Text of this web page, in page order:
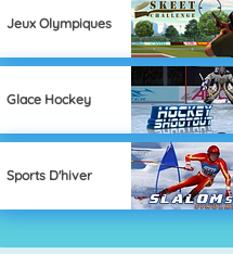
Jeux Olympiques
Glace Hockey
Sports D'hiver